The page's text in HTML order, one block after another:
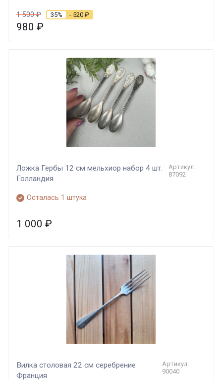
1 500₽ 35% - 520 ₽
980 ₽
Ложка Гербы 12 см мельхиор набор 4 шт.
Голландия
Артикул:
87092
Осталась 1 штука
1 000 ₽
Вилка столовая 22 см серебрение
Франция
Артикул:
90040